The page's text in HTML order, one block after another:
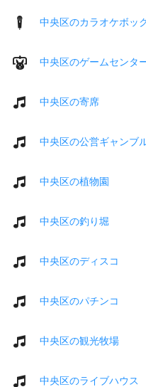
中央区のカラオケボッ
中央区のゲームセンタ
中央区の寄席
中央区の公営ギャンブ
中央区の植物園
中央区の釣り堀
中央区のディスコ
中央区のパチンコ
中央区の観光牧場
中央区のライブハウス